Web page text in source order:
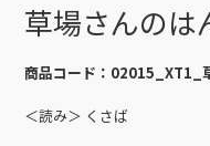
草場さんのは
商品コード： 02015_XT1_
＜読み＞ くさば